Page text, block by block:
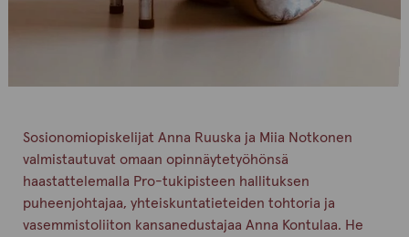
Sosionomiopiskelijat Anna Ruuska ja Miia Notkonen
valmistautuvat omaan opinnäytetyöhönsä
haastattelemalla Pro-tukipisteen hallituksen
puheenjohtajaa, yhteiskuntatieteiden tohtoria ja
vasemmistoliiton kansanedustajaa Anna Kontulaa. He